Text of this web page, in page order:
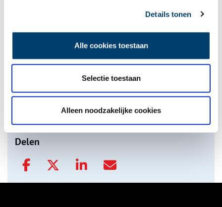
Details tonen
Alle cookies toestaan
Selectie toestaan
Alleen noodzakelijke cookies
Nederlandse autofabrieken van vroeger
onh.nl>video>
Delen